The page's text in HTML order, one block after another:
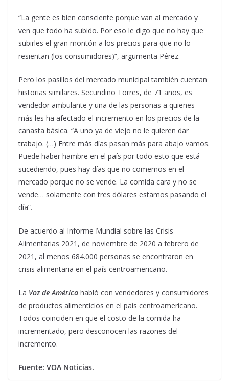
“La gente es bien consciente porque van al mercado y
ven que todo ha subido. Por eso le digo que no hay que
subirles el gran montón a los precios para que no lo
resientan (los consumidores)”, argumenta Pérez.
Pero los pasillos del mercado municipal también cuentan
historias similares. Secundino Torres, de 71 años, es
vendedor ambulante y una de las personas a quienes
más les ha afectado el incremento en los precios de la
canasta básica. “A uno ya de viejo no le quieren dar
trabajo. (…) Entre más días pasan más para abajo vamos.
Puede haber hambre en el país por todo esto que está
sucediendo, pues hay días que no comemos en el
mercado porque no se vende. La comida cara y no se
vende… solamente con tres dólares estamos pasando el
día”.
De acuerdo al Informe Mundial sobre las Crisis
Alimentarias 2021, de noviembre de 2020 a febrero de
2021, al menos 684.000 personas se encontraron en
crisis alimentaria en el país centroamericano.
La Voz de América habló con vendedores y consumidores
de productos alimenticios en el país centroamericano.
Todos coinciden en que el costo de la comida ha
incrementado, pero desconocen las razones del
incremento.
Fuente: VOA Noticias.